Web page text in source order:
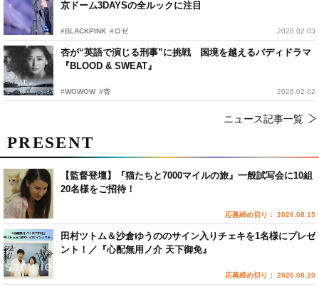
京ドーム3DAYSの全ルックに注目
#BLACKPINK #ロゼ 2026.02.03
杏が“英語で演じる刑事”に挑戦 国境を越えるバディドラマ
『BLOOD & SWEAT』
#WOWOW #杏 2026.02.02
ニュース記事一覧
PRESENT
【監督登壇】『猫たちと7000マイルの旅』一般試写会に10組
20名様をご招待！
応募締め切り： 2026.08.15
田村ツトム＆沙倉ゆうののサイン入りチェキを1名様にプレゼ
ント！／『心配無用ノ介 天下御免』
応募締め切り： 2026.08.20